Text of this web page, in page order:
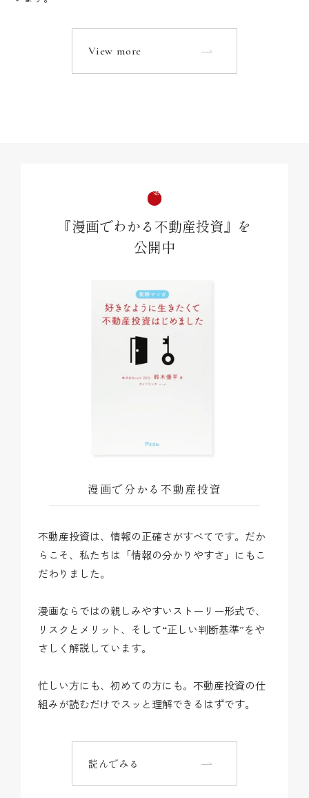
View more
『漫画でわかる不動産投資』を
公開中
読んでみる
漫画で分かる不動産投資
不動産投資は、情報の正確さがすべてです。だか
らこそ、私たちは「情報の分かりやすさ」にもこ
だわりました。
漫画ならではの親しみやすいストーリー形式で、
リスクとメリット、そして“正しい判断基準”をや
さしく解説しています。
忙しい方にも、初めての方にも。不動産投資の仕
組みが読むだけでスッと理解できるはずです。